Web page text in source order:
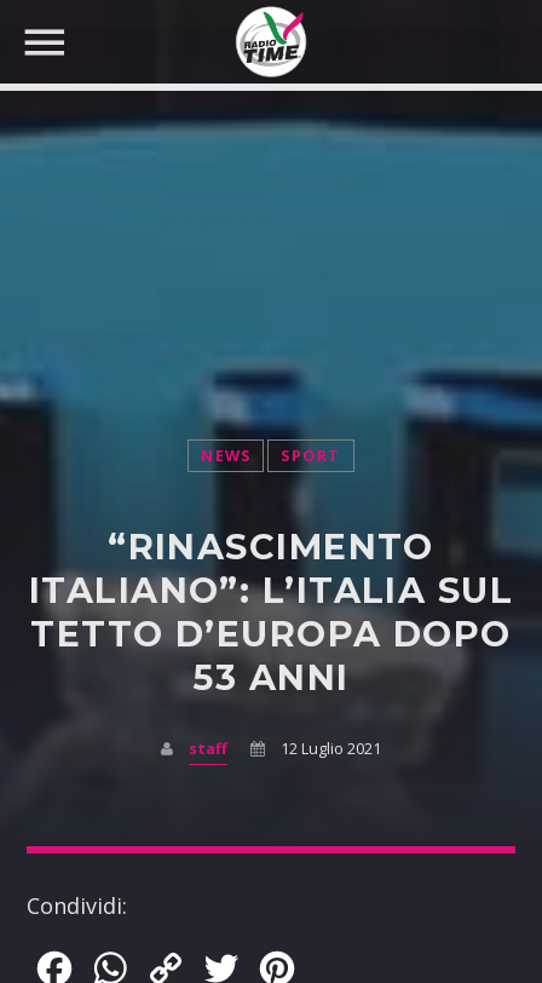
NEWS SPORT
“RINASCIMENTO
ITALIANO”: L’ITALIA SUL
TETTO D’EUROPA DOPO
53 ANNI
staff 12 Luglio 2021
Condividi:
FacebookWhatsApp
Copy
Twitter